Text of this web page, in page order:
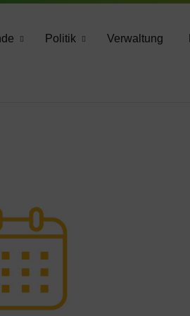
Politik Verwaltung